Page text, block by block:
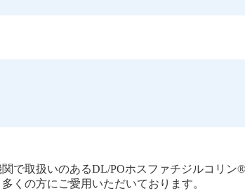
で取扱いのあるDL/POホスファチジルコリ
くの方にご愛用いただいております。